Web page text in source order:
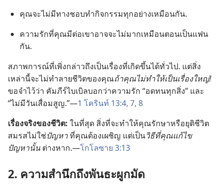
คุณ​จะ​ไม่​มี​ทาง​ชอบ​ทำ​กิจกรรม​ทุก​อย่าง​เหมือน​กัน.
ความ​รัก​ที่​คุณ​มี​ต่อ​เขา​อาจ​จะ​ไม่​มาก​เหมือน​ตอน​เป็น​แฟน​
กัน.
สภาพการณ์​ที่​เพิ่ง​กล่าว​ถึง​เป็น​เรื่อง​ที่​เกิด​ขึ้น​ได้​ทั่ว​ไป. แต่​สิ่ง​
เหล่า​นี้​จะ​ไม่​ทำลาย​ชีวิต​ของ​คุณ​ถ้า​คุณ​ไม่​ทำ​ให้​เป็น​เรื่อง​ใหญ่!
ขอ​จำ​ไว้​ว่า คัมภีร์​ไบเบิล​บอก​ว่า​ความ​รัก “อด​ทน​ทุก​สิ่ง” และ
“ไม่​มี​วัน​เสื่อม​สูญ.”—1 โครินท์ 13:4, 7, 8
เรื่อง​จริง​ของ​ชีวิต: ใน​ที่​สุด สิ่ง​ที่​จะ​ทำ​ให้​คุณ​รักษา​หรือ​ยุติ​ชีวิต​
สมรส​ไม่​ใช่​ปัญหาที่​คุณ​ต้อง​เผชิญ แต่​เป็น​วิธี​ที่​คุณ​แก้ไข​
ปัญหา​นั้น ต่าง​หาก.—โกโลซาย 3:13
2. ความ​สำนึก​ถึง​พันธะ​ผูก​มัด